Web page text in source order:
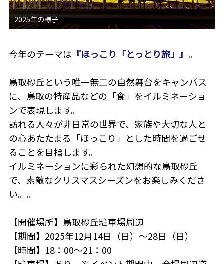
今年のテーマは 『ほっこり「とっとり旅」』 。
鳥取砂丘という唯一無二の自然舞台をキャンバス
に、鳥取の特産品などの「食」をイルミネーショ
ンで表現します。
訪れる人々が非日常の世界で、家族や大切な人と
の心あたたまる「ほっこり」とした時間を過ごせ
ることを目指します。
イルミネーションに彩られた幻想的な鳥取砂丘
で、素敵なクリスマスシーズンをお楽しみくださ
い。。
【開催場所】鳥取砂丘駐車場周辺
【期間】2025年12月14日（日）～28日（日）
【時間】18：00～21：00